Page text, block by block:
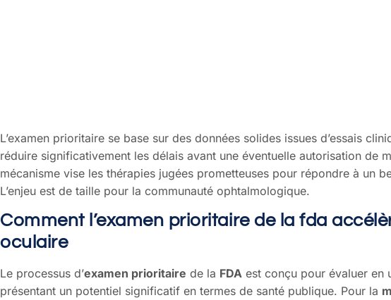
L’examen prioritaire se base sur des données solides issues d’essais
réduire significativement les délais avant une éventuelle autorisation de
mécanisme vise les thérapies jugées prometteuses pour répondre à un
L’enjeu est de taille pour la communauté ophtalmologique.
Comment l’examen prioritaire de la fda
oculaire
Le processus d’examen prioritaire de la FDA est conçu pour évaluer en
présentant un potentiel significatif en termes de santé publique. Pour la